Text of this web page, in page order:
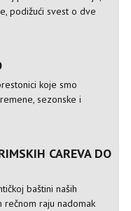
podižući svest o dve
koje smo
sezonske i
CAREVA DO
baštini naših
rečnom raju nadomak